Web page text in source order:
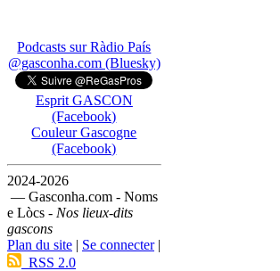
Podcasts sur Ràdio País
@gasconha.com (Bluesky)
Esprit GASCON
(Facebook)
Couleur Gascogne
(Facebook)
2024-2026
— Gasconha.com - Noms
e Lòcs - Nos lieux-dits
gascons
Plan du site | Se connecter|
RSS 2.0